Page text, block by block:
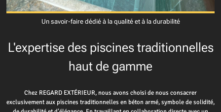
Un savoir-faire dédié à la qualité et à la durabilité
L'expertise des piscines traditionnelles
haut de gamme
Chez REGARD EXTÉRIEUR, nous avons choisi de nous consacrer
exclusivement aux piscines traditionnelles en béton armé, symbole de solidité,